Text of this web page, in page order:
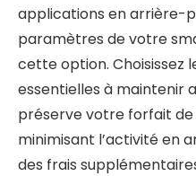
applications en arrière-
paramètres de votre
cette option. Choisissez
essentielles à maintenir
préserve votre forfait de
minimisant l’activité en
des frais